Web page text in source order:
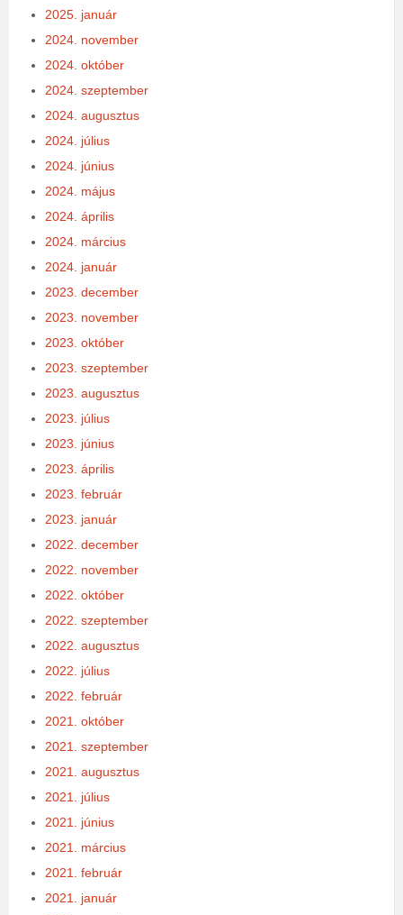
2025. január
2024. november
2024. október
2024. szeptember
2024. augusztus
2024. július
2024. június
2024. május
2024. április
2024. március
2024. január
2023. december
2023. november
2023. október
2023. szeptember
2023. augusztus
2023. július
2023. június
2023. április
2023. február
2023. január
2022. december
2022. november
2022. október
2022. szeptember
2022. augusztus
2022. július
2022. február
2021. október
2021. szeptember
2021. augusztus
2021. július
2021. június
2021. március
2021. február
2021. január